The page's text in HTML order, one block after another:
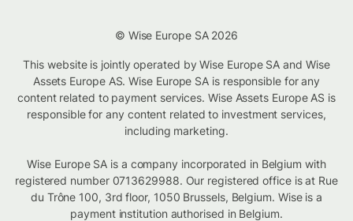
© Wise Europe SA 2026
This website is jointly operated by Wise Europe SA and Wise
Assets Europe AS. Wise Europe SA is responsible for any
content related to payment services. Wise Assets Europe AS is
responsible for any content related to investment services,
including marketing.
Wise Europe SA is a company incorporated in Belgium with
registered number 0713629988. Our registered office is at Rue
du Trône 100, 3rd floor, 1050 Brussels, Belgium. Wise is a
payment institution authorised in Belgium.